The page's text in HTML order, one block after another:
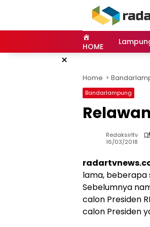
HOME
×
Home
Bandarlampung
Redaksirltv
16/03/2018
lama, beberapa
Sebelumnya
calon Presiden
calon Presiden